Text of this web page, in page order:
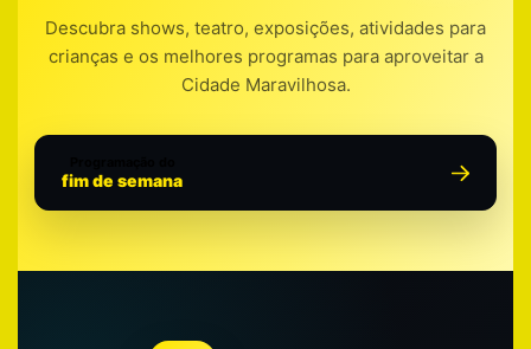
Descubra shows, teatro, exposições, atividades para
crianças e os melhores programas para aproveitar a
Cidade Maravilhosa.
fim de semana